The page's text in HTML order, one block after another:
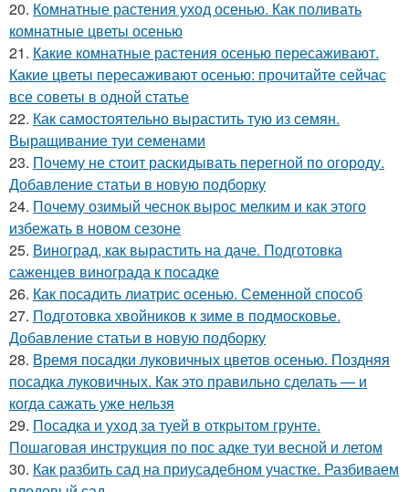
20. Комнатные растения уход осенью. Как поливать
комнатные цветы осенью
21. Какие комнатные растения осенью пересаживают.
Какие цветы пересаживают осенью: прочитайте сейчас
все советы в одной статье
22. Как самостоятельно вырастить тую из семян.
Выращивание туи семенами
23. Почему не стоит раскидывать перегной по огороду.
Добавление статьи в новую подборку
24. Почему озимый чеснок вырос мелким и как этого
избежать в новом сезоне
25. Виноград, как вырастить на даче. Подготовка
саженцев винограда к посадке
26. Как посадить лиатрис осенью. Семенной способ
27. Подготовка хвойников к зиме в подмосковье.
Добавление статьи в новую подборку
28. Время посадки луковичных цветов осенью. Поздняя
посадка луковичных. Как это правильно сделать — и
когда сажать уже нельзя
29. Посадка и уход за туей в открытом грунте.
Пошаговая инструкция по пос адке туи весной и летом
30. Как разбить сад на приусадебном участке. Разбиваем